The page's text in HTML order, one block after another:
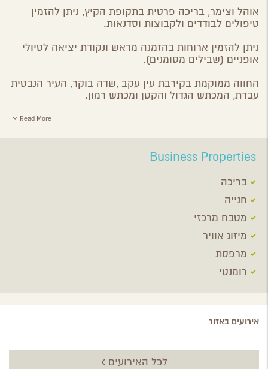
אוהל וצימר, בריכה פרטית בתקופת הקיץ, ניתן להזמין
טיפולים לבודדים ולקבוצות וסדנאות.
ניתן להזמין ארוחות בהזמנה מראש ונקודת יציאה לטיולי
אופניים (שבילים מסומנים).
החווה ממוקמת בקירבת עין עקב ,שדה בוקר, העיר הנבטית
עבדת, המכתש הגדול והקטן ומכתש רמון.
Read More
Business Properties
בריכה
חנייה
מטבח מרכזי
מיזוג אוויר
מרפסת
רומנטי
אירועים באזור
לכל האירועים